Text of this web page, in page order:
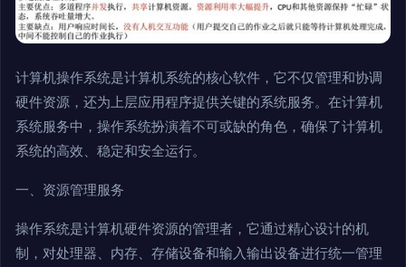
计算机操作系统是计算机系统的核心软件，它不仅管理和协调
硬件资源，还为上层应用程序提供关键的系统服务。在计算机
系统服务中，操作系统扮演着不可或缺的角色，确保了计算机
系统的高效、稳定和安全运行。
一、资源管理服务
操作系统是计算机硬件资源的管理者，它通过精心设计的机
制，对处理器、内存、存储设备和输入输出设备进行统一管理